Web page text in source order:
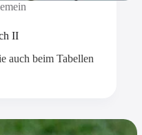
II
auch beim Tabellen